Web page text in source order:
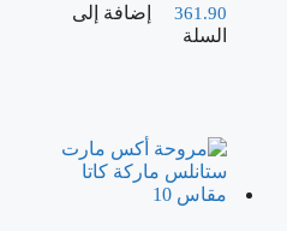
361.90
إضافة إلى
السلة